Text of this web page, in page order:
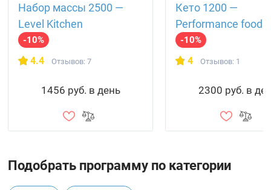
Набор массы 2500 —
Level Kitchen
-10%
4.4 Отзывов: 7
1456 руб. в день
Кето 1200 —
Performance food
-10%
4 Отзывов: 1
2300 руб. в
Подобрать программу по категории